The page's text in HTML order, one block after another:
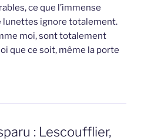
ce que l’immense
lunettes ignore totalement.
moi, sont totalement
que ce soit, même la porte
: Lescoufflier,